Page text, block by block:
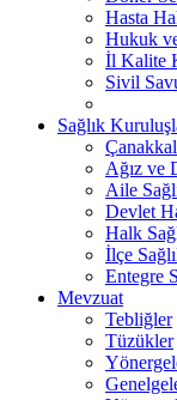
Hasta
Hukuk
İl Kalite
Sivil
Sağlık
Ağız ve
Aile
Devlet
Halk
İlçe
Entegre
Mevzuat
Tebliğler
Tüzükler